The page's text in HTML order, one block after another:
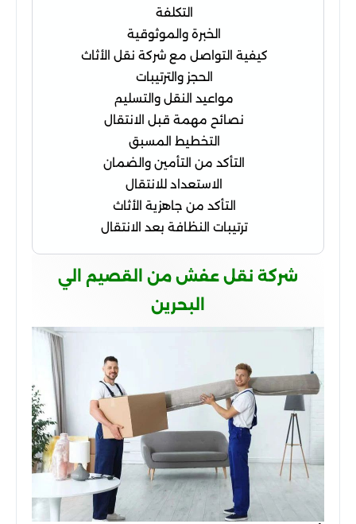
التكلفة
الخبرة والموثوقية
كيفية التواصل مع شركة نقل الأثاث
الحجز والترتيبات
مواعيد النقل والتسليم
نصائح مهمة قبل الانتقال
التخطيط المسبق
التأكد من التأمين والضمان
الاستعداد للانتقال
التأكد من جاهزية الأثاث
ترتيبات النظافة بعد الانتقال
شركة نقل عفش من القصيم الي
البحرين